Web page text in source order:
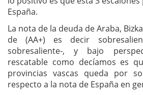
España.
La nota de la deuda de Araba,
de (AA+) es decir
sobresaliente-, y bajo
rescatable como decíamos es
provincias vascas queda por
respecto a la nota de España en